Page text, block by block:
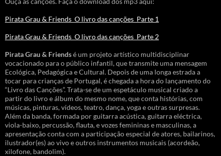
Pirata Grau & Friends_O livro das canções_Parte 1
Pirata Grau & Friends_O livro das canções_Parte 2
Pirata Grau & Friendsé um projeto artístico multidisciplinar
vocacionado para o público infantil, que transmite uma mensagem
Ecológica, Pedagógica e Cultural. Depois de uma longa estrada a
tocar para crianças de Portugal, é chegada a hora do lançamento do
“Livro das Canções”. Trata-se de um espetáculo musical criado a
partir do livro e álbum do mesmo nome, que conta histórias, com
músicas, pinturas, vídeos, teatro, dança, yoga e outras surpresas.
Além da banda, formada por guitarra acústica, guitarra eléctrica,
viola-baixo, percussão, flauta, e vozes femininas e masculinas, a
apresentação conta com a participação especial de atores, bailarinos,
ilustrador(es) ao vivo e outros instrumentos musicais (acordeão,
xilofone, bandolim).